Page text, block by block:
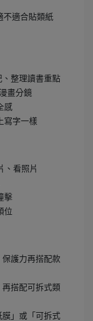
不適合貼類紙
、整理讀書重點
畫分鏡
感
寫字一樣
、看照片
擊
位
護力再搭配款
搭配可拆式類
」或「可拆式